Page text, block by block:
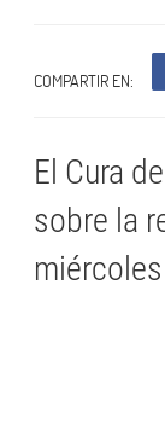
COMPARTIR EN:
El Cura
sobre la